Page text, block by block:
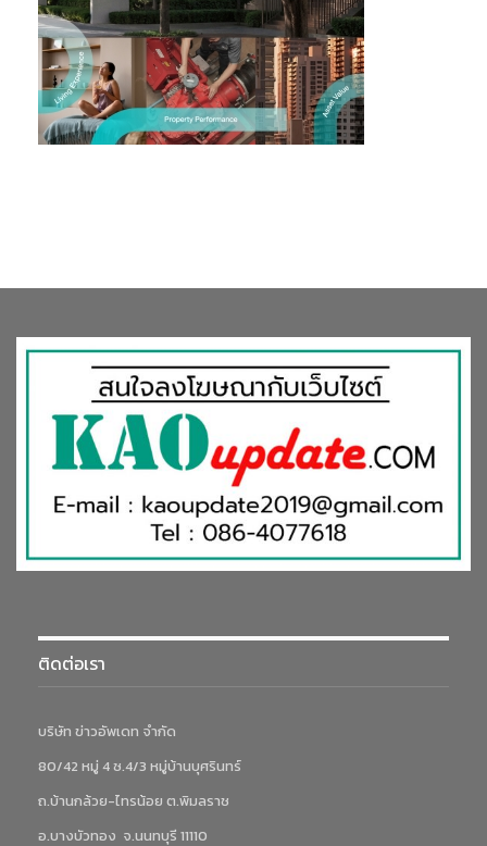
ติดต่อเรา
บริษัท ข่าวอัพเดท จำกัด
80/42 หมู่ 4 ซ.4/3 หมู่บ้านบุศรินทร์
ถ.บ้านกล้วย-ไทรน้อย ต.พิมลราช
อ.บางบัวทอง จ.นนทบุรี 11110